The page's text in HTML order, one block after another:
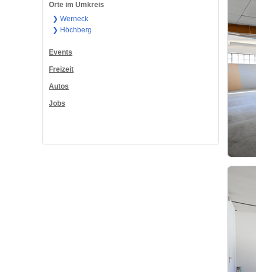
Orte im Umkreis
❯ Werneck
❯ Höchberg
Events
Freizeit
Autos
Jobs